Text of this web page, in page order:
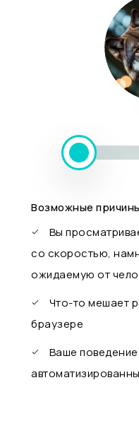
Возможные
Вы
со скоростью,
ожидаемую от
Что-то мешает
браузере
Ваше